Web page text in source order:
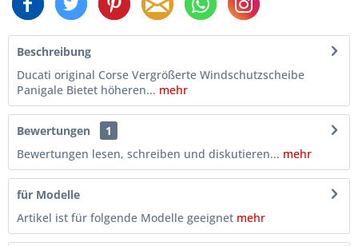
Beschreibung
Ducati original Corse Vergrößerte Windschutzscheibe
Panigale Bietet höheren... mehr
Bewertungen
1
Bewertungen lesen, schreiben und diskutieren... mehr
für Modelle
Artikel ist für folgende Modelle geeignet mehr